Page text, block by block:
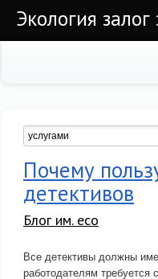
Экология
Почему
детективов
Блог им. eco
Все детективы должны
работодателям требуется